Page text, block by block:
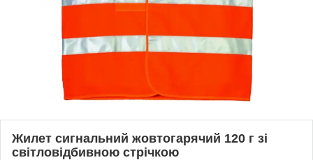
Жилет сигнальний жовтогарячий 120 г зі
світловідбивною стрічкою